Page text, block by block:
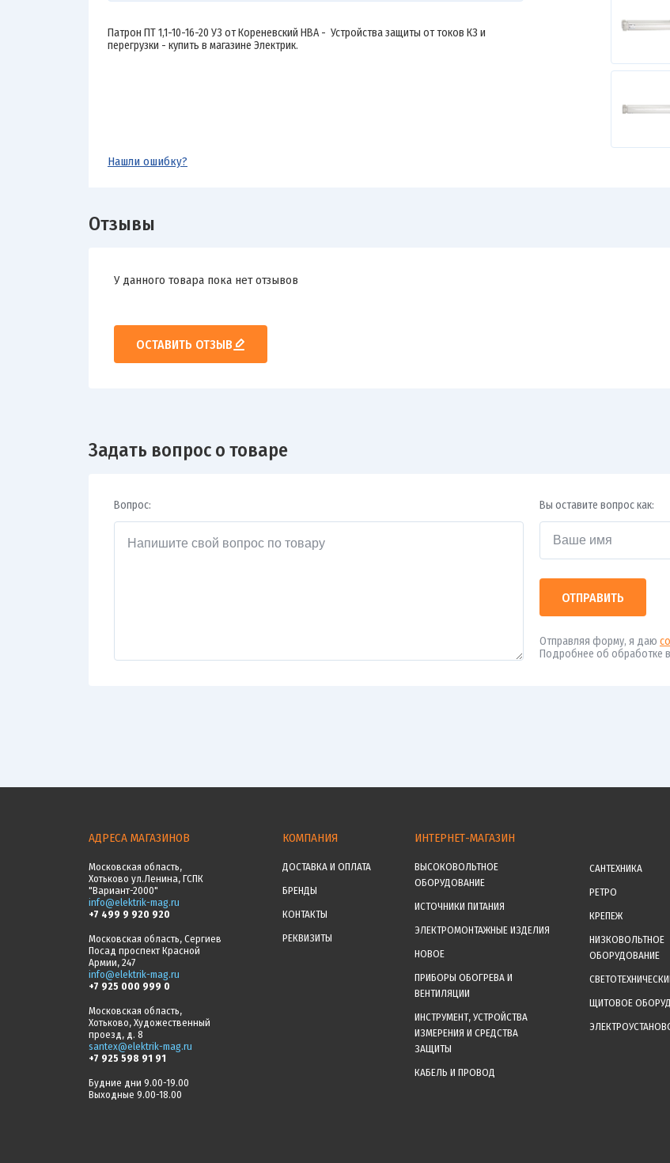
Патрон ПТ 1,1-10-16-20 У3 от Кореневский НВА - Устройства защиты от токов КЗ и
перегрузки - купить в магазине Электрик.
Нашли ошибку?
Отзывы
У данного товара пока нет отзывов
ОСТАВИТЬ ОТЗЫВ
Задать вопрос о товаре
Вопрос: Вы оставите вопрос как:
ОТПРАВИТЬ
Отправляя форму, я даю
Подробнее об обработке в
АДРЕСА МАГАЗИНОВ
Московская область,
Хотьково ул.Ленина, ГСПК
"Вариант-2000"
info@elektrik-mag.ru
+7 499 9 920 920
Московская область, Сергиев
Посад проспект Красной
Армии, 247
info@elektrik-mag.ru
+7 925 000 999 0
Московская область,
Хотьково, Художественный
проезд, д. 8
santex@elektrik-mag.ru
+7 925 598 91 91
Будние дни 9.00-19.00
Выходные 9.00-18.00
КОМПАНИЯ
ДОСТАВКА И ОПЛАТА
БРЕНДЫ
КОНТАКТЫ
РЕКВИЗИТЫ
ИНТЕРНЕТ-МАГАЗИН
ВЫСОКОВОЛЬТНОЕ
ОБОРУДОВАНИЕ
ИСТОЧНИКИ ПИТАНИЯ
ЭЛЕКТРОМОНТАЖНЫЕ ИЗДЕЛИЯ
НОВОЕ
ПРИБОРЫ ОБОГРЕВА И
ВЕНТИЛЯЦИИ
ИНСТРУМЕНТ, УСТРОЙСТВА
ИЗМЕРЕНИЯ И СРЕДСТВА
ЗАЩИТЫ
КАБЕЛЬ И ПРОВОД
САНТЕХНИКА
РЕТРО
КРЕПЕЖ
НИЗКОВОЛЬТНОЕ
ОБОРУДОВАНИЕ
ЩИТОВОЕ